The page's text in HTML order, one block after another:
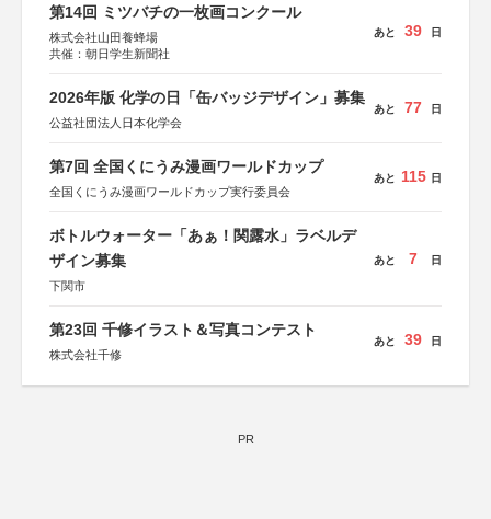
第14回 ミツバチの一枚画コンクール
株式会社山田養蜂場
共催：朝日学生新聞社
あと 39 日
2026年版 化学の日「缶バッジデザイン」募集
公益社団法人日本化学会
あと 77 日
第7回 全国くにうみ漫画ワールドカップ
全国くにうみ漫画ワールドカップ実行委員会
あと 115 日
ボトルウォーター「あぁ！関露水」ラベルデ
ザイン募集
下関市
あと 7 日
第23回 千修イラスト＆写真コンテスト
株式会社千修
あと 39 日
PR